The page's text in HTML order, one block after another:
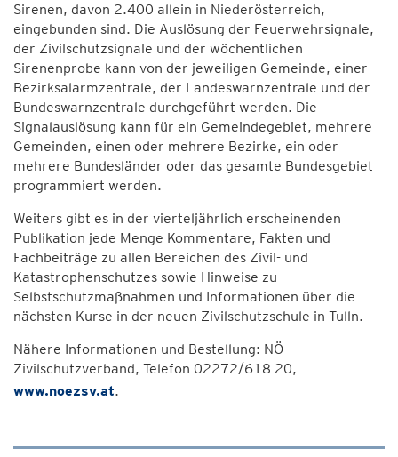
Sirenen, davon 2.400 allein in Niederösterreich,
eingebunden sind. Die Auslösung der Feuerwehrsignale,
der Zivilschutzsignale und der wöchentlichen
Sirenenprobe kann von der jeweiligen Gemeinde, einer
Bezirksalarmzentrale, der Landeswarnzentrale und der
Bundeswarnzentrale durchgeführt werden. Die
Signalauslösung kann für ein Gemeindegebiet, mehrere
Gemeinden, einen oder mehrere Bezirke, ein oder
mehrere Bundesländer oder das gesamte Bundesgebiet
programmiert werden.
Weiters gibt es in der vierteljährlich erscheinenden
Publikation jede Menge Kommentare, Fakten und
Fachbeiträge zu allen Bereichen des Zivil- und
Katastrophenschutzes sowie Hinweise zu
Selbstschutzmaßnahmen und Informationen über die
nächsten Kurse in der neuen Zivilschutzschule in Tulln.
Nähere Informationen und Bestellung: NÖ
Zivilschutzverband, Telefon 02272/618 20,
www.noezsv.at.